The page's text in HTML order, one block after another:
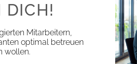
DICH!
Mitarbeitern,
optimal betreuen
wollen.